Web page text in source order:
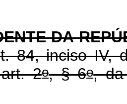
DA
84, inciso IV,
2o, § 6o,